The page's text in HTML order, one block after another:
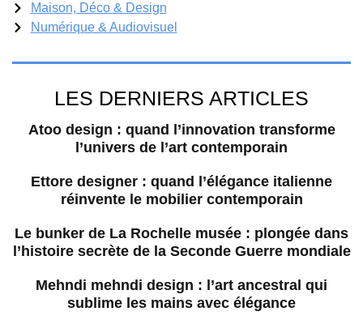
Maison, Déco & Design
Numérique & Audiovisuel
LES DERNIERS ARTICLES
Atoo design : quand l’innovation transforme
l’univers de l’art contemporain
Ettore designer : quand l’élégance italienne
réinvente le mobilier contemporain
Le bunker de La Rochelle musée : plongée dans
l’histoire secrète de la Seconde Guerre mondiale
Mehndi mehndi design : l’art ancestral qui
sublime les mains avec élégance